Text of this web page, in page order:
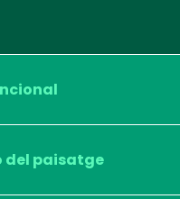
del paisatge